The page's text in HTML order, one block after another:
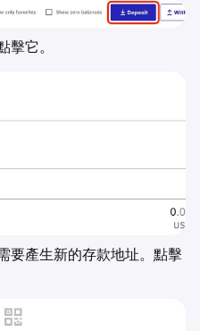
它。
要產生新的存款地址。點擊